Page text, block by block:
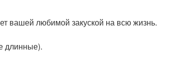
вашей любимой закуской на всю жизнь.
длинные).